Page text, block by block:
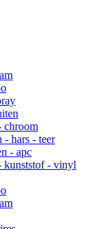
chroom
- hars - teer
- apc
kunststof - vinyl